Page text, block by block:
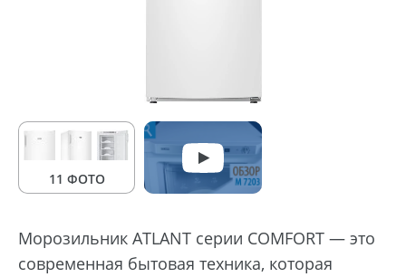
11 ФОТО
Морозильник ATLANT серии COMFORT — это
современная бытовая техника, которая